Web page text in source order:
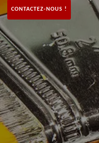
CONTACTEZ-NOUS !